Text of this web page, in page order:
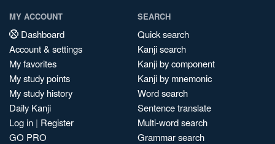
MY ACCOUNT
Dashboard
Account & settings
My favorites
My study points
My study history
Daily Kanji
Log in | Register
GO PRO
SEARCH
Quick search
Kanji search
Kanji by component
Kanji by mnemonic
Word search
Sentence translate
Multi-word search
Grammar search